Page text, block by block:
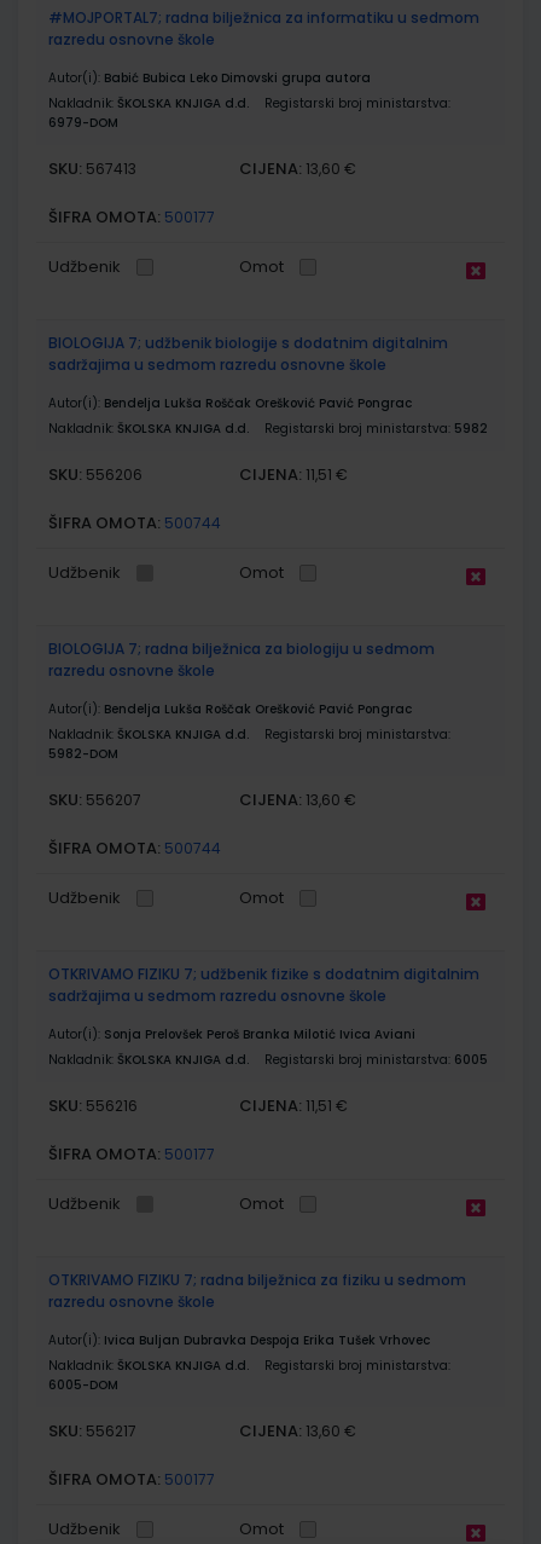
#MOJPORTAL7; radna bilježnica za informatiku u sedmom
razredu osnovne škole
Autor(i): Babić Bubica Leko Dimovski grupa autora
Nakladnik: ŠKOLSKA KNJIGA d.d.
Registarski broj ministarstva:
6979-DOM
SKU: 567413 CIJENA: 13,60 €
ŠIFRA OMOTA: 500177
Udžbenik Omot
BIOLOGIJA 7; udžbenik biologije s dodatnim digitalnim
sadržajima u sedmom razredu osnovne škole
Autor(i): Bendelja Lukša Roščak Orešković Pavić Pongrac
Nakladnik: ŠKOLSKA KNJIGA d.d. Registarski broj ministarstva: 5982
SKU: 556206 CIJENA: 11,51 €
ŠIFRA OMOTA: 500744
Udžbenik Omot
BIOLOGIJA 7; radna bilježnica za biologiju u sedmom
razredu osnovne škole
Autor(i): Bendelja Lukša Roščak Orešković Pavić Pongrac
Nakladnik: ŠKOLSKA KNJIGA d.d.
Registarski broj ministarstva:
5982-DOM
SKU: 556207 CIJENA: 13,60 €
ŠIFRA OMOTA: 500744
Udžbenik Omot
OTKRIVAMO FIZIKU 7; udžbenik fizike s dodatnim digitalnim
sadržajima u sedmom razredu osnovne škole
Autor(i): Sonja Prelovšek Peroš Branka Milotić Ivica Aviani
Nakladnik: ŠKOLSKA KNJIGA d.d. Registarski broj ministarstva: 6005
SKU: 556216 CIJENA: 11,51 €
ŠIFRA OMOTA: 500177
Udžbenik Omot
OTKRIVAMO FIZIKU 7; radna bilježnica za fiziku u sedmom
razredu osnovne škole
Autor(i): Ivica Buljan Dubravka Despoja Erika Tušek Vrhovec
Nakladnik: ŠKOLSKA KNJIGA d.d.
Registarski broj ministarstva:
6005-DOM
SKU: 556217 CIJENA: 13,60 €
ŠIFRA OMOTA: 500177
Udžbenik Omot